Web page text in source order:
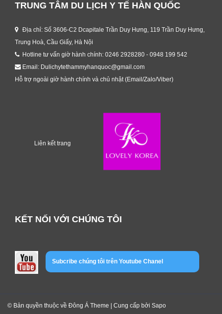
TRUNG TÂM DU LỊCH Y TẾ HÀN QUỐC
Địa chỉ: Số 3606-C2 Dcapitale Trần Duy Hưng, 119 Trần Duy Hưng,
Trung Hoà, Cầu Giấy, Hà Nội
Hotline tư vấn giờ hành chính: 0246 2928280 - 0948 199 542
Email: Dulichytethammyhanquoc@gmail.com
Hỗ trợ ngoài giờ hành chính và chủ nhật (Email/Zalo/Viber)
Liên kết trang
KẾT NỐI VỚI CHÚNG TÔI
Subcribe chúng tôi trên Youtube Chanel
© Bản quyền thuộc về Đông Á Theme | Cung cấp bởi Sapo